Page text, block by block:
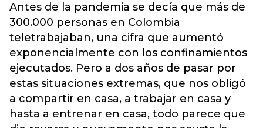
Antes de la pandemia se decía que más de
300.000 personas en Colombia
teletrabajaban, una cifra que aumentó
exponencialmente con los confinamientos
ejecutados. Pero a dos años de pasar por
estas situaciones extremas, que nos obligó
a compartir en casa, a trabajar en casa y
hasta a entrenar en casa, todo parece que